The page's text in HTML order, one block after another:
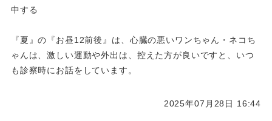
中する
『夏』の『お昼12前後』は、心臓の悪いワンちゃん・ネコち
ゃんは、激しい運動や外出は、控えた方が良いですと、いつ
も診察時にお話をしています。
2025年07月28日 16:44